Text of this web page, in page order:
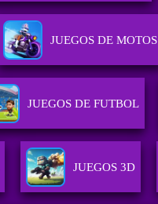
JUEGOS DE MOTOS
JUEGOS DE FUTBOL
JUEGOS 3D